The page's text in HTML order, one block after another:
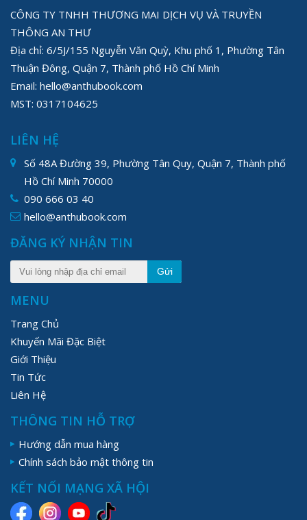
CÔNG TY TNHH THƯƠNG MAI DỊCH VỤ VÀ TRUYỀN
THÔNG AN THƯ
Địa chỉ: 6/5J/155 Nguyễn Văn Quỳ, Khu phố 1, Phường Tân
Thuận Đông, Quận 7, Thành phố Hồ Chí Minh
Email: hello@anthubook.com
MST: 0317104625
LIÊN HỆ
Số 48A Đường 39, Phường Tân Quy, Quận 7, Thành phố
Hồ Chí Minh 70000
090 666 03 40
hello@anthubook.com
ĐĂNG KÝ NHẬN TIN
Gửi
MENU
Trang Chủ
Khuyến Mãi Đặc Biệt
Giới Thiệu
Tin Tức
Liên Hệ
THÔNG TIN HỖ TRỢ
Hướng dẫn mua hàng
Chính sách bảo mật thông tin
KẾT NỐI MẠNG XÃ HỘI